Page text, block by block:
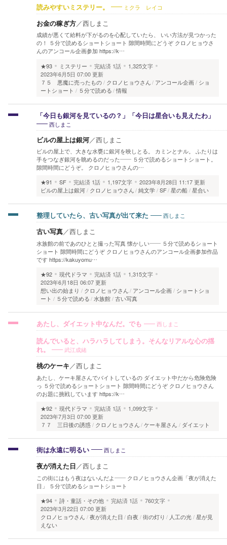
読みやすいミステリー。 ミクラ レイコ
お金の稼ぎ方／西しまこ
成績が悪くて給料が下がるのを心配していたら、 いい方法が見つかった
の！ ５分で読めるショートショート 隙間時間にどうぞ クロノヒョウさ
んのアンコール企画参加 https://k…
★93
ミステリー 完結済 1話
1,325文字
2023年6月5日 07:00 更新
７５ 悪魔に売ったもの
クロノヒョウさん アンコール企画
ショ
ートショート
５分で読める 情報
「今日も銀河を見ているの？」「今日は星合いも見えたわ」
西しまこ
ビルの屋上は銀河／西しまこ
ビルの屋上で、大きな水甕に銀河を映しとる。 カミンとナル。 ふたりは
手をつなぎ銀河を眺めるのだった―― ５分で読めるショートショート。
隙間時間にどうぞ。 クロノヒョウさんの…
★91
SF 完結済 1話 1,197文字
2023年8月28日 11:17 更新
ビルの屋上は銀河
クロノヒョウさん 純文学 SF 星の船 星合い
整理していたら、古い写真が出て来た 西しまこ
古い写真／西しまこ
水族館の前であのひとと撮った写真 懐かしい―― ５分で読めるショート
ショート 隙間時間にどうぞ クロノヒョウさんのアンコール企画参加作品
です https://kakuyomu…
★92
現代ドラマ 完結済 1話
1,315文字
2023年6月18日 06:07 更新
想い出の始まり
クロノヒョウさん アンコール企画
ショートショ
ート
５分で読める 水族館 古い写真
あたし、ダイエット中なんだ。でも 西しまこ
読んでいると、ハラハラしてしまう。そんなリアルな心の揺
れ。
武江成緒
桃のケーキ／西しまこ
あたし、ケーキ屋さんでバイトしているの ダイエット中だから危険危険
っ ５分で読めるショートショート 隙間時間にどうぞ クロノヒョウさん
のお題に挑戦しています https://k…
★92
現代ドラマ 完結済 1話
1,099文字
2023年7月3日 07:00 更新
７７ 三日後の誘惑
クロノヒョウさん ケーキ屋さん ダイエット
街は永遠に明るい 西しまこ
夜が消えた日／西しまこ
この街にはもう夜はないんだよ―― クロノヒョウさん企画「夜が消えた
日」 ５分で読めるショートショート
★94
詩・童話・その他 完結済 1話
760文字
2023年3月22日 07:00 更新
クロノヒョウさん
夜が消えた日 白夜 街の灯り 人工の光 星が見
えない